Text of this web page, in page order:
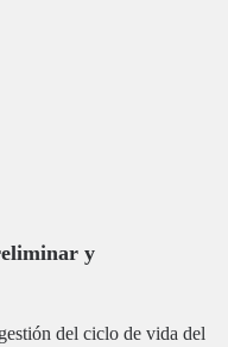
y
del ciclo de vida del